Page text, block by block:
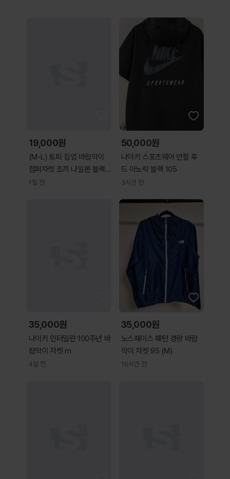
19,000원
(M-L) 토피 집업 바람막이
점퍼자켓 조끼 나일론 블랙-
H36508
1일 전
50,000원
나이키 스포츠웨어 반팔 후
드 아노락 블랙 105
3시간 전
35,000원
나이키 인터밀란 100주년 바
람막이 자켓 m
4일 전
35,000원
노스페이스 패턴 경량 바람
막이 자켓 95 (M)
16시간 전